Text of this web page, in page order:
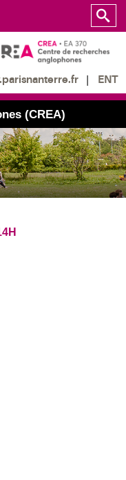
ENT
(CREA)